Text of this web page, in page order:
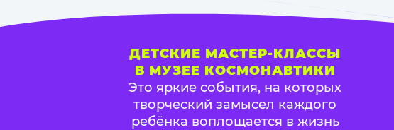
ДЕТСКИЕ МАСТЕР-КЛАССЫ
В МУЗЕЕ КОСМОНАВТИКИ
Это яркие события, на которых
творческий замысел каждого
ребёнка воплощается в жизнь